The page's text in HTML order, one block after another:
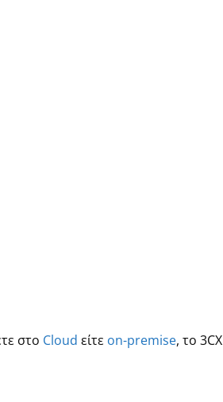
στο Cloud είτε on-premise, το 3CX